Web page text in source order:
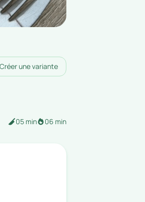
Créer une variante
05 min 06 min